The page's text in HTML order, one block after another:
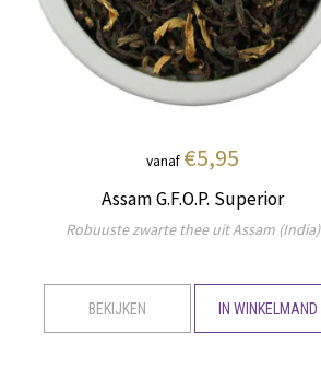
vanaf €5,95
Assam G.F.O.P. Superior
Robuuste zwarte thee uit Assam (India)
BEKIJKEN IN WINKELMAND